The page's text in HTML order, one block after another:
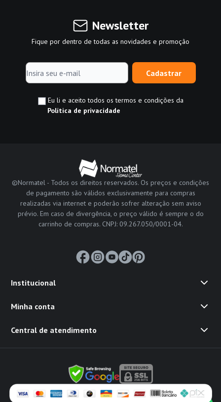
Newsletter
Fique por dentro de todas as novidades e promoção
Cadastrar
Eu li e aceito todos os termos e condições da
Política de privacidade
©Normatel - Todos os direitos reservados. Os preços e condições
de pagamento são válidos exclusivamente para compras
realizadas via internet e poderão sofrer alteração sem aviso
prévio. Em caso de divergência, o preço válido é sempre o do
carrinho de compras. CNPJ: 09.267.050/0001-04.
Institucional
Minha conta
Central de atendimento